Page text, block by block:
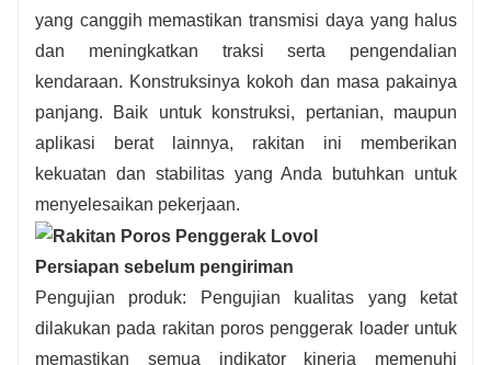
yang canggih memastikan transmisi daya yang halus
dan meningkatkan traksi serta pengendalian
kendaraan. Konstruksinya kokoh dan masa pakainya
panjang. Baik untuk konstruksi, pertanian, maupun
aplikasi berat lainnya, rakitan ini memberikan
kekuatan dan stabilitas yang Anda butuhkan untuk
menyelesaikan pekerjaan.
Persiapan sebelum pengiriman
Pengujian produk: Pengujian kualitas yang ketat
dilakukan pada rakitan poros penggerak loader untuk
memastikan semua indikator kinerja memenuhi